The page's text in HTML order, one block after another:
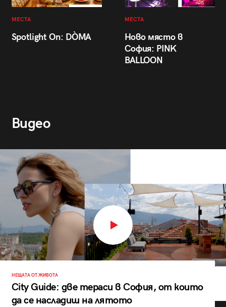
МЕСТА
Spotlight On: DÒMA
МЕСТА
Ново място в
София: PINK
BALLOON
Видео
НЕЩАТА ОТ ЖИВОТА
City Guide: две тераси в София, от които
да се насладиш на лятото